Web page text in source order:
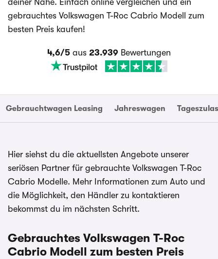
deiner Nähe. Einfach online vergleichen und ein
gebrauchtes Volkswagen T-Roc Cabrio Modell zum
besten Preis kaufen!
4,6/5 aus 23.939 Bewertungen
Gebrauchtwagen Leasing Jahreswagen
Hier siehst du die aktuellsten Angebote unserer
seriösen Partner für gebrauchte Volkswagen T-Roc
Cabrio Modelle. Mehr Informationen zum Auto und
die Möglichkeit, den Händler zu kontaktieren
bekommst du im nächsten Schritt.
Gebrauchtes Volkswagen T-Roc
Cabrio Modell zum besten Preis